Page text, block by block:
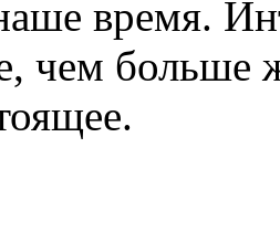
время.
чем больше